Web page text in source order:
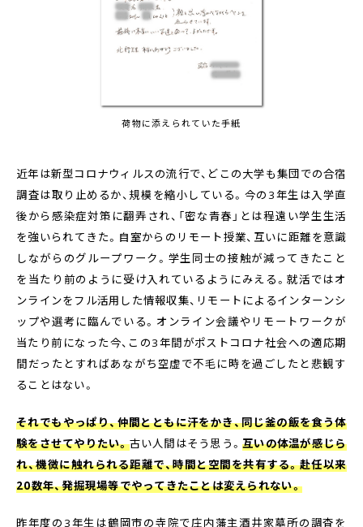
荷物に添えられていた手紙
近年は新型コロナウィルスの流行で、どこの大学も集団での合宿
調査は取り止めるか、規模を縮小している。今の3年生は入学直
後から感染症対策に翻弄され、「密な青春」とは程遠い学生生活
を強いられてきた。自室からのリモート授業、互いに距離を意識
しながらのグループワーク。学生同士の接触が減ってきたこと
を当たり前のように受け入れているようにみえる。就活ではオ
ンラインをフル活用した情報収集、リモートによるインターンシ
ップや選考に臨んでいる。オンライン会議やリモートワークが
当たり前になった今、この3年間がポストコロナ社会への適応期
間だったとすればあながち空虚で不毛に時を過ごしたと悲観す
ることはない。
それでもやっぱり、仲間とともに汗をかき、同じ釜の飯を食う体
験をさせてやりたい。古い人間はそう思う。互いの体温が感じら
れ、機微に触れられる距離で、時間と空間を共有する。赴任以来
20数年、発掘現場等でやってきたことは変えられない。
昨年度の3年生は鶴岡市の寺院で庄内藩主酒井家墓所の調査を